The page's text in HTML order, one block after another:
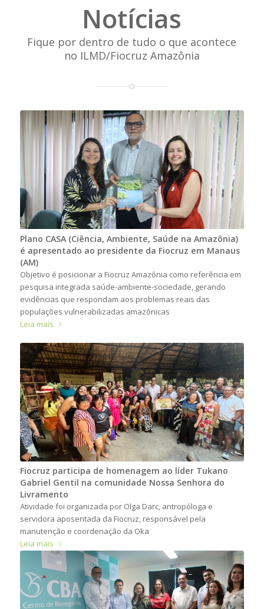
Notícias
Fique por dentro de tudo o que acontece
no ILMD/Fiocruz Amazônia
Plano CASA (Ciência, Ambiente, Saúde na Amazônia)
é apresentado ao presidente da Fiocruz em Manaus
(AM)
Objetivo é posicionar a Fiocruz Amazônia como referência em
pesquisa integrada saúde-ambiente-sociedade, gerando
evidências que respondam aos problemas reais das
populações vulnerabilizadas amazônicas
Leia mais
Fiocruz participa de homenagem ao líder Tukano
Gabriel Gentil na comunidade Nossa Senhora do
Livramento
Atividade foi organizada por Olga Darc, antropóloga e
servidora aposentada da Fiocruz, responsável pela
manutenção e coordenação da Oka
Leia mais